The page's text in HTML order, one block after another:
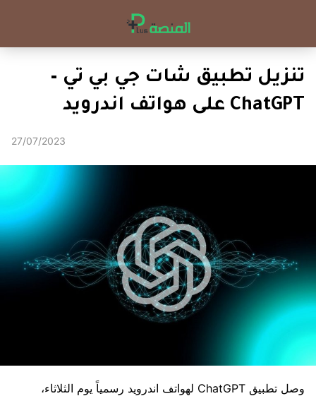
تنزيل تطبيق شات جي بي تي –
ChatGPT على هواتف اندرويد
27/07/2023
وصل تطبيق ChatGPT لهواتف اندرويد رسمياً يوم الثلاثاء،